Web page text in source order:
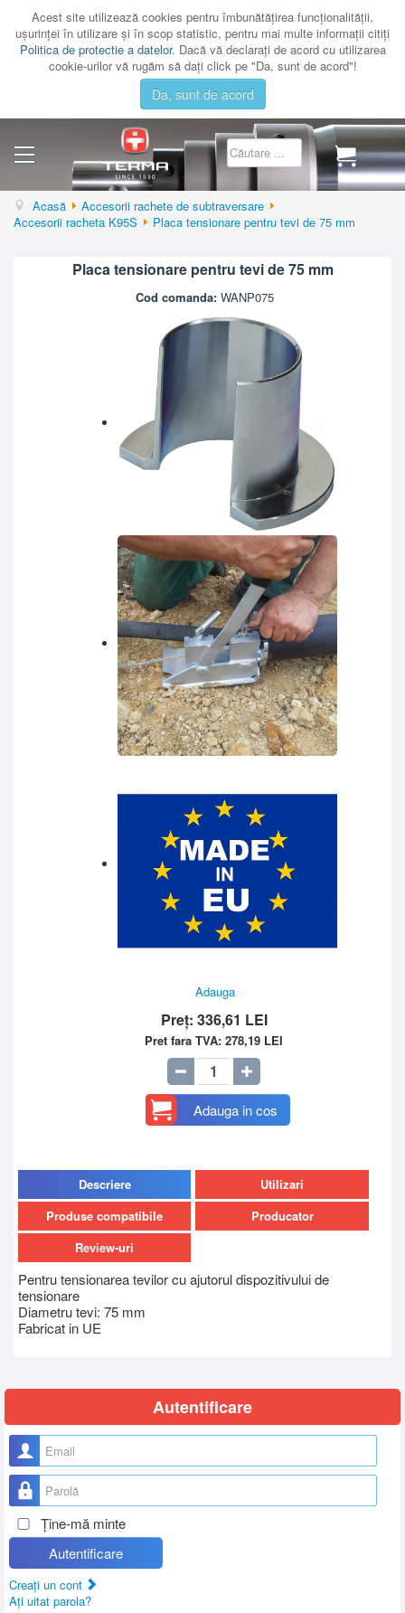
Acest site utilizează cookies pentru îmbunătăţirea funcţionalităţii,
uşurinţei în utilizare şi în scop statistic, pentru mai multe informaţii citiţi
Politica de protectie a datelor. Dacă vă declaraţi de acord cu utilizarea
cookie-urilor vă rugăm să daţi click pe "Da, sunt de acord"!
Da, sunt de acord
CATEGORII
Acasă
Accesorii rachete de subtraversare
Accesorii racheta K95S
Placa tensionare pentru tevi de 75 mm
Placa tensionare pentru tevi de 75 mm
Cod comanda: WANP075
Adauga
Preț: 336,61 LEI
Pret fara TVA:278,19 LEI
Adauga in cos
Descriere
Pentru tensionarea tevilor cu ajutorul dispozitivului de
tensionare
Diametru tevi: 75 mm
Fabricat in UE
Utilizari
Produse compatibile
Producator
Review-uri
Autentificare
Nume utilizator
Parolă
Ţine-mă minte
Autentificare
Creaţi un cont
Aţi uitat parola?